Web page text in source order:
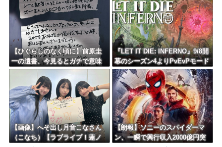
【ひぐらしのなく頃に】前原圭
一の遺書、今見るとガチで意味
不明すぎるｗｗｗｗｗｗｗｗｗ
『LET IT DIE: INFERNO』9/8開
幕のシーズン4よりPvEvPモード
を終了——PvE強化へ方針転換、
デュオプレイは継続。PSStoreで
はセール中
【画像】へそ出し月音こなさん
（こなち）【ラブライブ！蓮ノ
【朗報】ソニーのスパイダーマ
ン、一瞬で興行収入2000億円突